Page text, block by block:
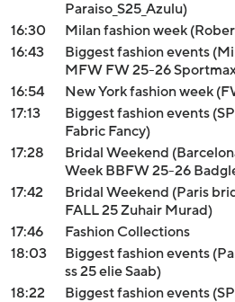
Paraiso_S25_Azulu)
16:30
Milan fashion week
16:43
Biggest fashion events
MFW FW 25-26
16:54
New York fashion week
17:13
Biggest fashion events
Fabric Fancy)
17:28
Bridal Weekend
Week BBFW 25-26
17:42
Bridal Weekend (Paris
FALL 25 Zuhair Murad)
17:46
Fashion Collections
18:03
Biggest fashion events
ss 25 elie Saab)
18:22
Biggest fashion events